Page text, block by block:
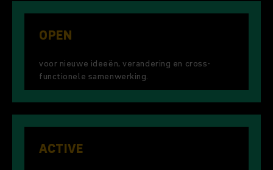
OPEN
voor nieuwe ideeën, verandering en cross-
functionele samenwerking.
ACTIVE